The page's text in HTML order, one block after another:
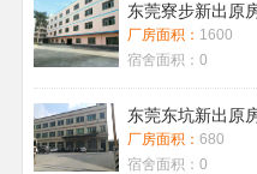
东莞寮步新出原
厂房面积： 1600
宿舍面积： 0
东莞东坑新出原
厂房面积： 680
宿舍面积： 0